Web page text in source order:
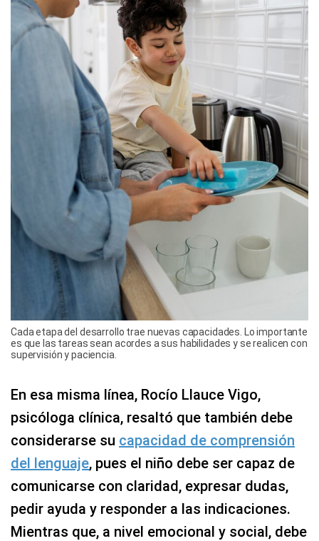
Cada etapa del desarrollo trae nuevas capacidades. Lo importante
es que las tareas sean acordes a sus habilidades y se realicen con
supervisión y paciencia.
En esa misma línea, Rocío Llauce Vigo,
psicóloga clínica, resaltó que también debe
considerarse su capacidad de comprensión
del lenguaje, pues el niño debe ser capaz de
comunicarse con claridad, expresar dudas,
pedir ayuda y responder a las indicaciones.
Mientras que, a nivel emocional y social, debe